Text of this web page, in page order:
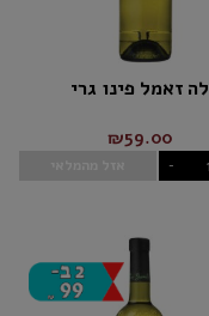
לה זאמל פינו גרי
₪59.00
-